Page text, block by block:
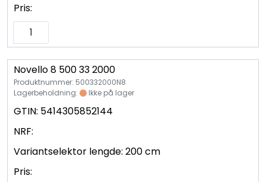
Pris:
Novello 8 500 33 2000
Produktnummer: 500332000N8
Lagerbeholdning:
Ikke på lager
GTIN: 5414305852144
NRF:
Variantselektor lengde: 200 cm
Pris: